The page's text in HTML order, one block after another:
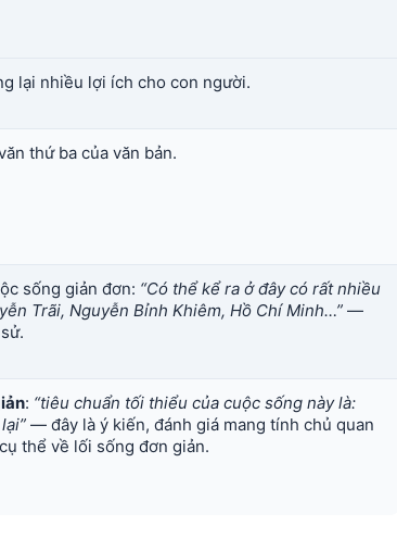
lại nhiều lợi ích cho con người.
thứ ba của văn bản.
sống giản đơn: “Có thể kể ra ở đây có rất nhiều
Trãi, Nguyễn Bỉnh Khiêm, Hồ Chí Minh…” —
: “tiêu chuẩn tối thiểu của cuộc sống này là:
— đây là ý kiến, đánh giá mang tính chủ quan
thể về lối sống đơn giản.